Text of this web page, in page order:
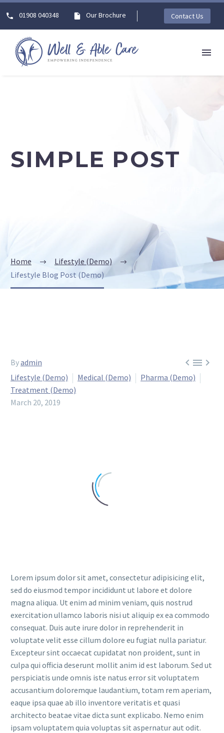
01908 040348 Our Brochure Contact Us
SIMPLE POST
Home
Lifestyle (Demo)
Lifestyle Blog Post (Demo)

Byadmin
Lifestyle (Demo)
Medical (Demo)
Pharma (Demo)
Treatment (Demo)
March 20, 2019
Lorem ipsum dolor sit amet, consectetur adipisicing elit,
sed do eiusmod tempor incididunt ut labore et dolore
magna aliqua. Ut enim ad minim veniam, quis nostrud
exercitation ullamco laboris nisi ut aliquip ex ea commodo
consequat. Duis aute irure dolor in reprehenderit in
voluptate velit esse cillum dolore eu fugiat nulla pariatur.
Excepteur sint occaecat cupidatat non proident, sunt in
culpa qui officia deserunt mollit anim id est laborum. Sed ut
perspiciatis unde omnis iste natus error sit voluptatem
accusantium doloremque laudantium, totam rem aperiam,
eaque ipsa quae ab illo inventore veritatis et quasi
architecto beatae vitae dicta sunt explicabo. Nemo enim
ipsam voluptatem quia voluptas sit aspernatur aut odit.